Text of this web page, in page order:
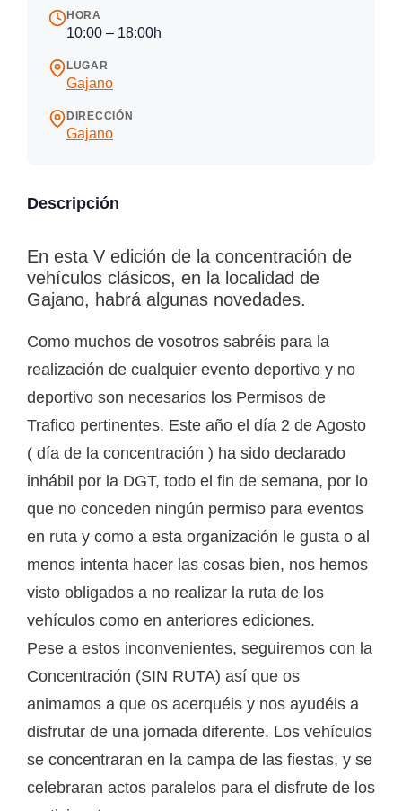
HORA
10:00 – 18:00h
LUGAR
Gajano
DIRECCIÓN
Gajano
Descripción
En esta V edición de la concentración de
vehículos clásicos, en la localidad de
Gajano, habrá algunas novedades.
Como muchos de vosotros sabréis para la
realización de cualquier evento deportivo y no
deportivo son necesarios los Permisos de
Trafico pertinentes. Este año el día 2 de Agosto
( día de la concentración ) ha sido declarado
inhábil por la DGT, todo el fin de semana, por lo
que no conceden ningún permiso para eventos
en ruta y como a esta organización le gusta o al
menos intenta hacer las cosas bien, nos hemos
visto obligados a no realizar la ruta de los
vehículos como en anteriores ediciones.
Pese a estos inconvenientes, seguiremos con la
Concentración (SIN RUTA) así que os
animamos a que os acerquéis y nos ayudéis a
disfrutar de una jornada diferente. Los vehículos
se concentraran en la campa de las fiestas, y se
celebraran actos paralelos para el disfrute de los